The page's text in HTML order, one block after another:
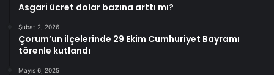
Asgari ücret dolar bazına arttı mı?
Şubat 2, 2026
Çorum’un ilçelerinde 29 Ekim Cumhuriyet Bayramı
törenle kutlandı
Mayıs 6, 2025